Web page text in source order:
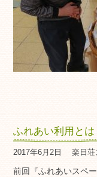
ふれあい利用とは
2017年6月2日 楽日
前回『ふれあいスペ